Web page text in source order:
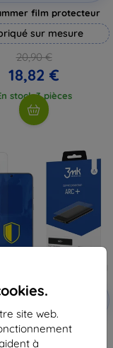
site web.
à
film protecteur
sur mesure
20,90 €
18,82 €
stock 3 pièces
protection 3MK ARC+
5G Fullscreen Foil